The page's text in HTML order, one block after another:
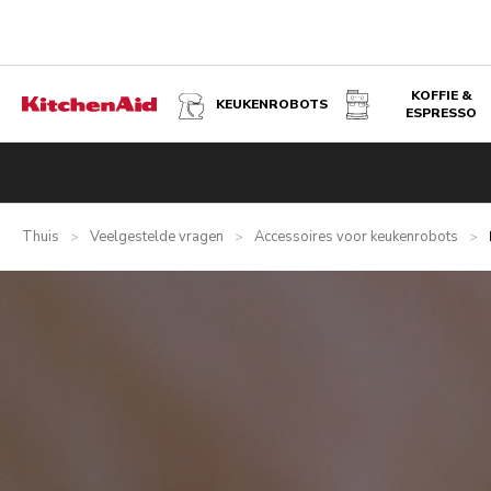
KEUKENROBOTS
KOFFIE &
ESPRESSO
Thuis > Veelgestelde vragen > Accessoires voor keukenrobots >